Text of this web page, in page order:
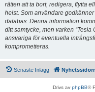
rätten att ta bort, redigera, flytta
helst. Som användare
databas. Denna information
ditt samtycke, men varken
ansvariga för eventuella
komprometteras.
Senaste Inlägg
Drivs av phpBB®